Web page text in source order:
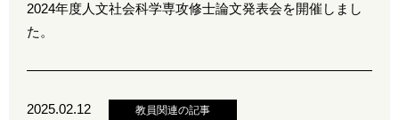
2024年度人文社会科学専攻修士論文発表会を開催しまし
た。
2025.02.12 教員関連の記事